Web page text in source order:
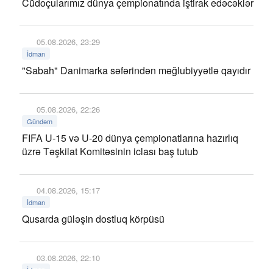
05.08.2026, 23:29
İdman
"Sabah" Danimarka səfərindən məğlubiyyətlə qayıdır
05.08.2026, 22:26
Gündəm
FIFA U-15 və U-20 dünya çempionatlarına hazırlıq
üzrə Təşkilat Komitəsinin iclası baş tutub
04.08.2026, 15:17
İdman
Qusarda güləşin dostluq körpüsü
03.08.2026, 22:10